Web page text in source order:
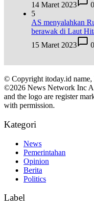
14 Maret 2023
0
5
AS menyalahkan
berawak di Laut
15 Maret 2023
0
© Copyright itoday.id name,
©2026 News Network Inc
and the logo are register
with permission.
Kategori
News
Pemerintahan
Opinion
Berita
Politics
Label